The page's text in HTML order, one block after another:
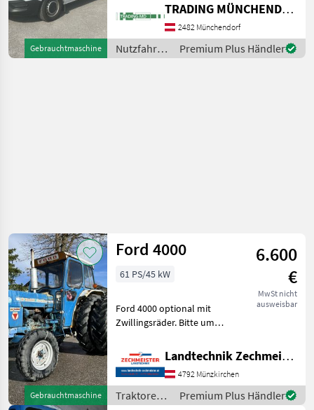
Gebrauchtmaschine
Laderaumschutz-Paket
undefinedAirbag
Fahrerseite Anti-Blockier-
System (ABS) Antriebsart:
TRADING MÜNCHENDORF Handels GmbH
2482 Münchendorf
Nutzfahrzeuge
/ Ford
Premium Plus Händler
Gebrauchtmaschine
Ford 4000
6.600
€
MwSt nicht
ausweisbar
61 PS/45 kW
Ford 4000 optional mit
Zwillingsräder. Bitte um
Zylinder Traktoren
Standard Traktoren
Landtechnik Zechmeister GmbH & Co KG
4792 Münzkirchen
Traktoren /
Premium Plus Händler